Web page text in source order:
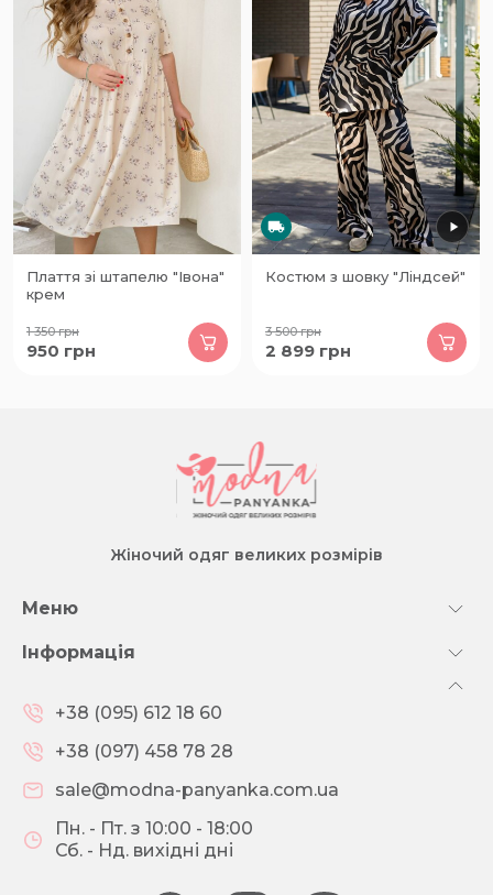
Плаття зі штапелю "Івона"
крем
1 350грн
950 грн
Костюм з шовку "Ліндсей"
3 500грн
2 899 грн
Жіночий одяг великих розмірів
Меню
Інформація
+38 (095) 612 18 60
+38 (097) 458 78 28
sale@modna-panyanka.com.ua
Пн. - Пт. з 10:00 - 18:00
Сб. - Нд. вихідні дні